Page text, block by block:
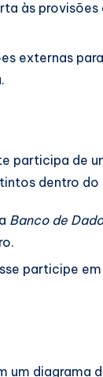
às
externas
participa de
dentro do
Banco de
participe
diagrama